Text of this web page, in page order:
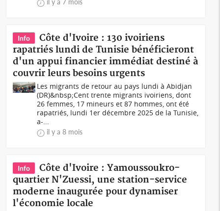
il y a 7 mois
Info
Côte d'Ivoire : 130 ivoiriens
rapatriés lundi de Tunisie bénéficieront
d'un appui financier immédiat destiné à
couvrir leurs besoins urgents
Les migrants de retour au pays lundi à Abidjan
(DR)&nbsp;Cent trente migrants ivoiriens, dont
26 femmes, 17 mineurs et 87 hommes, ont été
rapatriés, lundi 1er décembre 2025 de la Tunisie,
a-...
il y a 8 mois
Info
Côte d'Ivoire : Yamoussoukro-
quartier N'Zuessi, une station-service
moderne inaugurée pour dynamiser
l'économie locale